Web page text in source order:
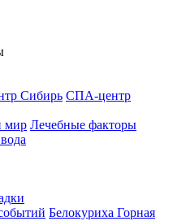
Сибирь СПА-центр
мир Лечебные факторы
Белокуриха Горная